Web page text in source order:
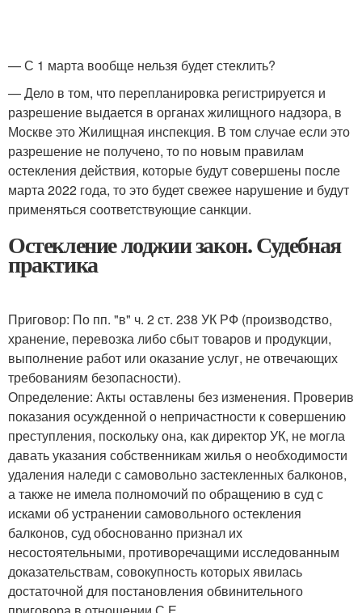
— С 1 марта вообще нельзя будет стеклить?
— Дело в том, что перепланировка регистрируется и
разрешение выдается в органах жилищного надзора, в
Москве это Жилищная инспекция. В том случае если это
разрешение не получено, то по новым правилам
остекления действия, которые будут совершены после
марта 2022 года, то это будет свежее нарушение и будут
применяться соответствующие санкции.
Остекление лоджии закон. Судебная
практика
Приговор: По пп. "в" ч. 2 ст. 238 УК РФ (производство,
хранение, перевозка либо сбыт товаров и продукции,
выполнение работ или оказание услуг, не отвечающих
требованиям безопасности).
Определение: Акты оставлены без изменения. Проверив
показания осужденной о непричастности к совершению
преступления, поскольку она, как директор УК, не могла
давать указания собственникам жилья о необходимости
удаления наледи с самовольно застекленных балконов,
а также не имела полномочий по обращению в суд с
исками об устранении самовольного остекления
балконов, суд обоснованно признал их
несостоятельными, противоречащими исследованным
доказательствам, совокупность которых явилась
достаточной для постановления обвинительного